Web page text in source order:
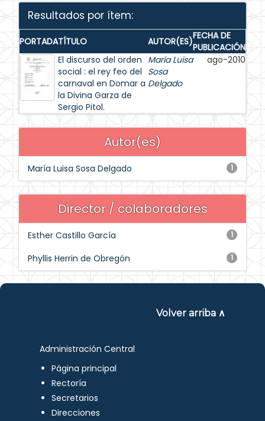
Resultados por ítem:
PORTADATÍTULO AUTOR(ES)FECHA DE
PUBLICACIÓN
El discurso del orden
social : el rey feo del
carnaval en Domar a
la Divina Garza de
Sergio Pitol.
María Luisa
Sosa
Delgado
ago-2010
Autor(es)
1
María Luisa Sosa Delgado
Director / colaboradores
1
Esther Castillo García
1
Phyllis Herrin de Obregón
Volver arriba ∧
Administración Central
Página principal
Rectoría
Secretarios
Direcciones